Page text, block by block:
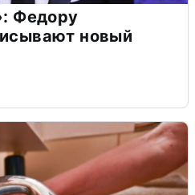
Федору
новый